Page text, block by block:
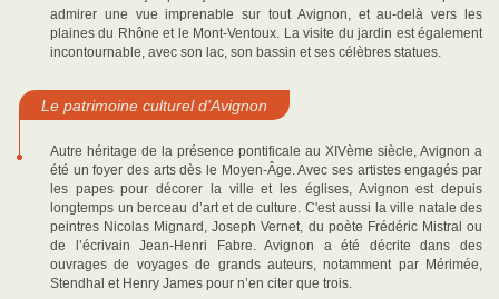
admirer une vue imprenable sur tout Avignon, et au-delà vers les
plaines du Rhône et le Mont-Ventoux. La visite du jardin est également
incontournable, avec son lac, son bassin et ses célèbres statues.
Le patrimoine culturel d'Avignon
Autre héritage de la présence pontificale au XIVème siècle, Avignon a
été un foyer des arts dès le Moyen-Âge. Avec ses artistes engagés par
les papes pour décorer la ville et les églises, Avignon est depuis
longtemps un berceau d’art et de culture. C'est aussi la ville natale des
peintres Nicolas Mignard, Joseph Vernet, du poète Frédéric Mistral ou
de l’écrivain Jean-Henri Fabre. Avignon a été décrite dans des
ouvrages de voyages de grands auteurs, notamment par Mérimée,
Stendhal et Henry James pour n’en citer que trois.